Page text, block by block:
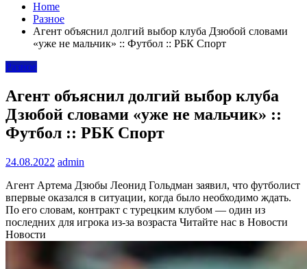
Home
Разное
Агент объяснил долгий выбор клуба Дзюбой словами
«уже не мальчик» :: Футбол :: РБК Спорт
Разное
Агент объяснил долгий выбор клуба
Дзюбой словами «уже не мальчик» ::
Футбол :: РБК Спорт
24.08.2022 admin
Агент Артема Дзюбы Леонид Гольдман заявил, что футболист
впервые оказался в ситуации, когда было необходимо ждать.
По его словам, контракт с турецким клубом — один из
последних для игрока из-за возраста Читайте нас в Новости
Новости